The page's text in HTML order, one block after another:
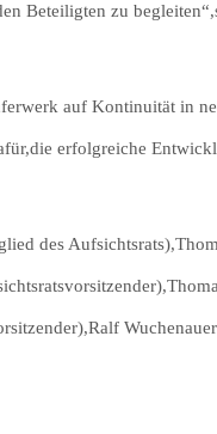
Beteiligten zu
auf Kontinuität in
erfolgreiche
des